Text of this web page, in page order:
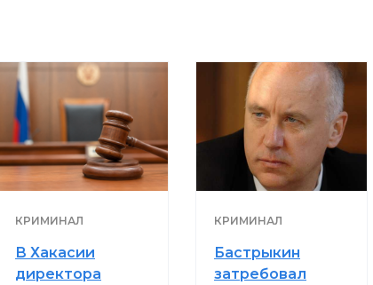
КРИМИНАЛ
В Хакасии
директора
КРИМИНАЛ
Бастрыкин
затребовал